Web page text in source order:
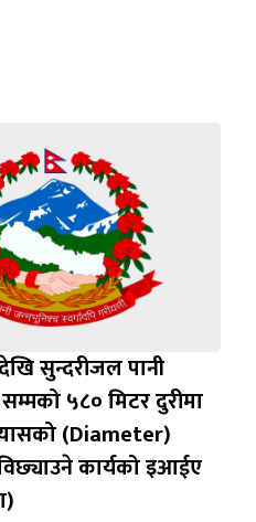
सुन्दरीजल पानी
५८० मिटर दुरीमा
(Diameter)
कार्यको इआईए